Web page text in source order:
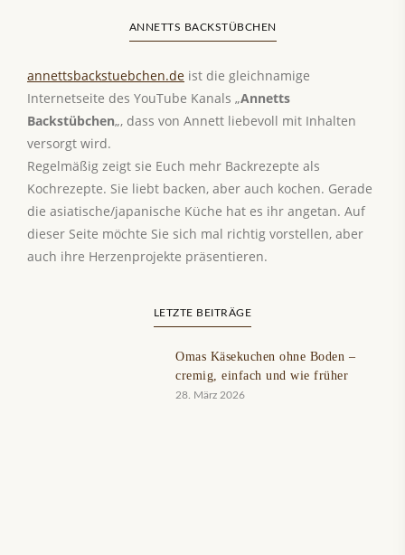
ANNETTS BACKSTÜBCHEN
annettsbackstuebchen.de ist die gleichnamige
Internetseite des YouTube Kanals „Annetts
Backstübchen„, dass von Annett liebevoll mit Inhalten
versorgt wird.
Regelmäßig zeigt sie Euch mehr Backrezepte als
Kochrezepte. Sie liebt backen, aber auch kochen. Gerade
die asiatische/japanische Küche hat es ihr angetan. Auf
dieser Seite möchte Sie sich mal richtig vorstellen, aber
auch ihre Herzenprojekte präsentieren.
LETZTE BEITRÄGE
Omas Käsekuchen ohne Boden –
cremig, einfach und wie früher
28. März 2026